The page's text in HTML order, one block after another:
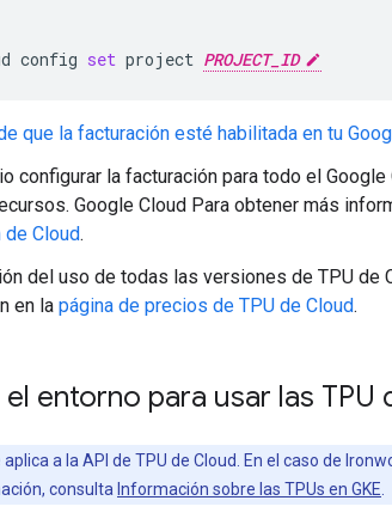
config set project PROJECT_ID
que la facturación esté habilitada en tu
configurar la facturación para todo el
Google Cloud Para obtener más
de Cloud.
del uso de todas las versiones de TPU
en la página de precios de TPU de Cloud.
entorno para usar las TPU
a la API de TPU de Cloud. En el caso de
consulta Información sobre las TPUs en GKE